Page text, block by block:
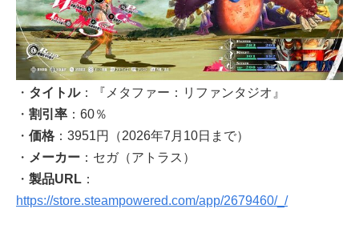
・ タイトル：『メタファー：リファンタジオ』
・ 割引率 ：60％
・ 価格 ：3951円（2026年7月10日まで）
・ メーカー ：セガ（アトラス）
・ 製品URL ：
https://store.steampowered.com/app/2679460/_/